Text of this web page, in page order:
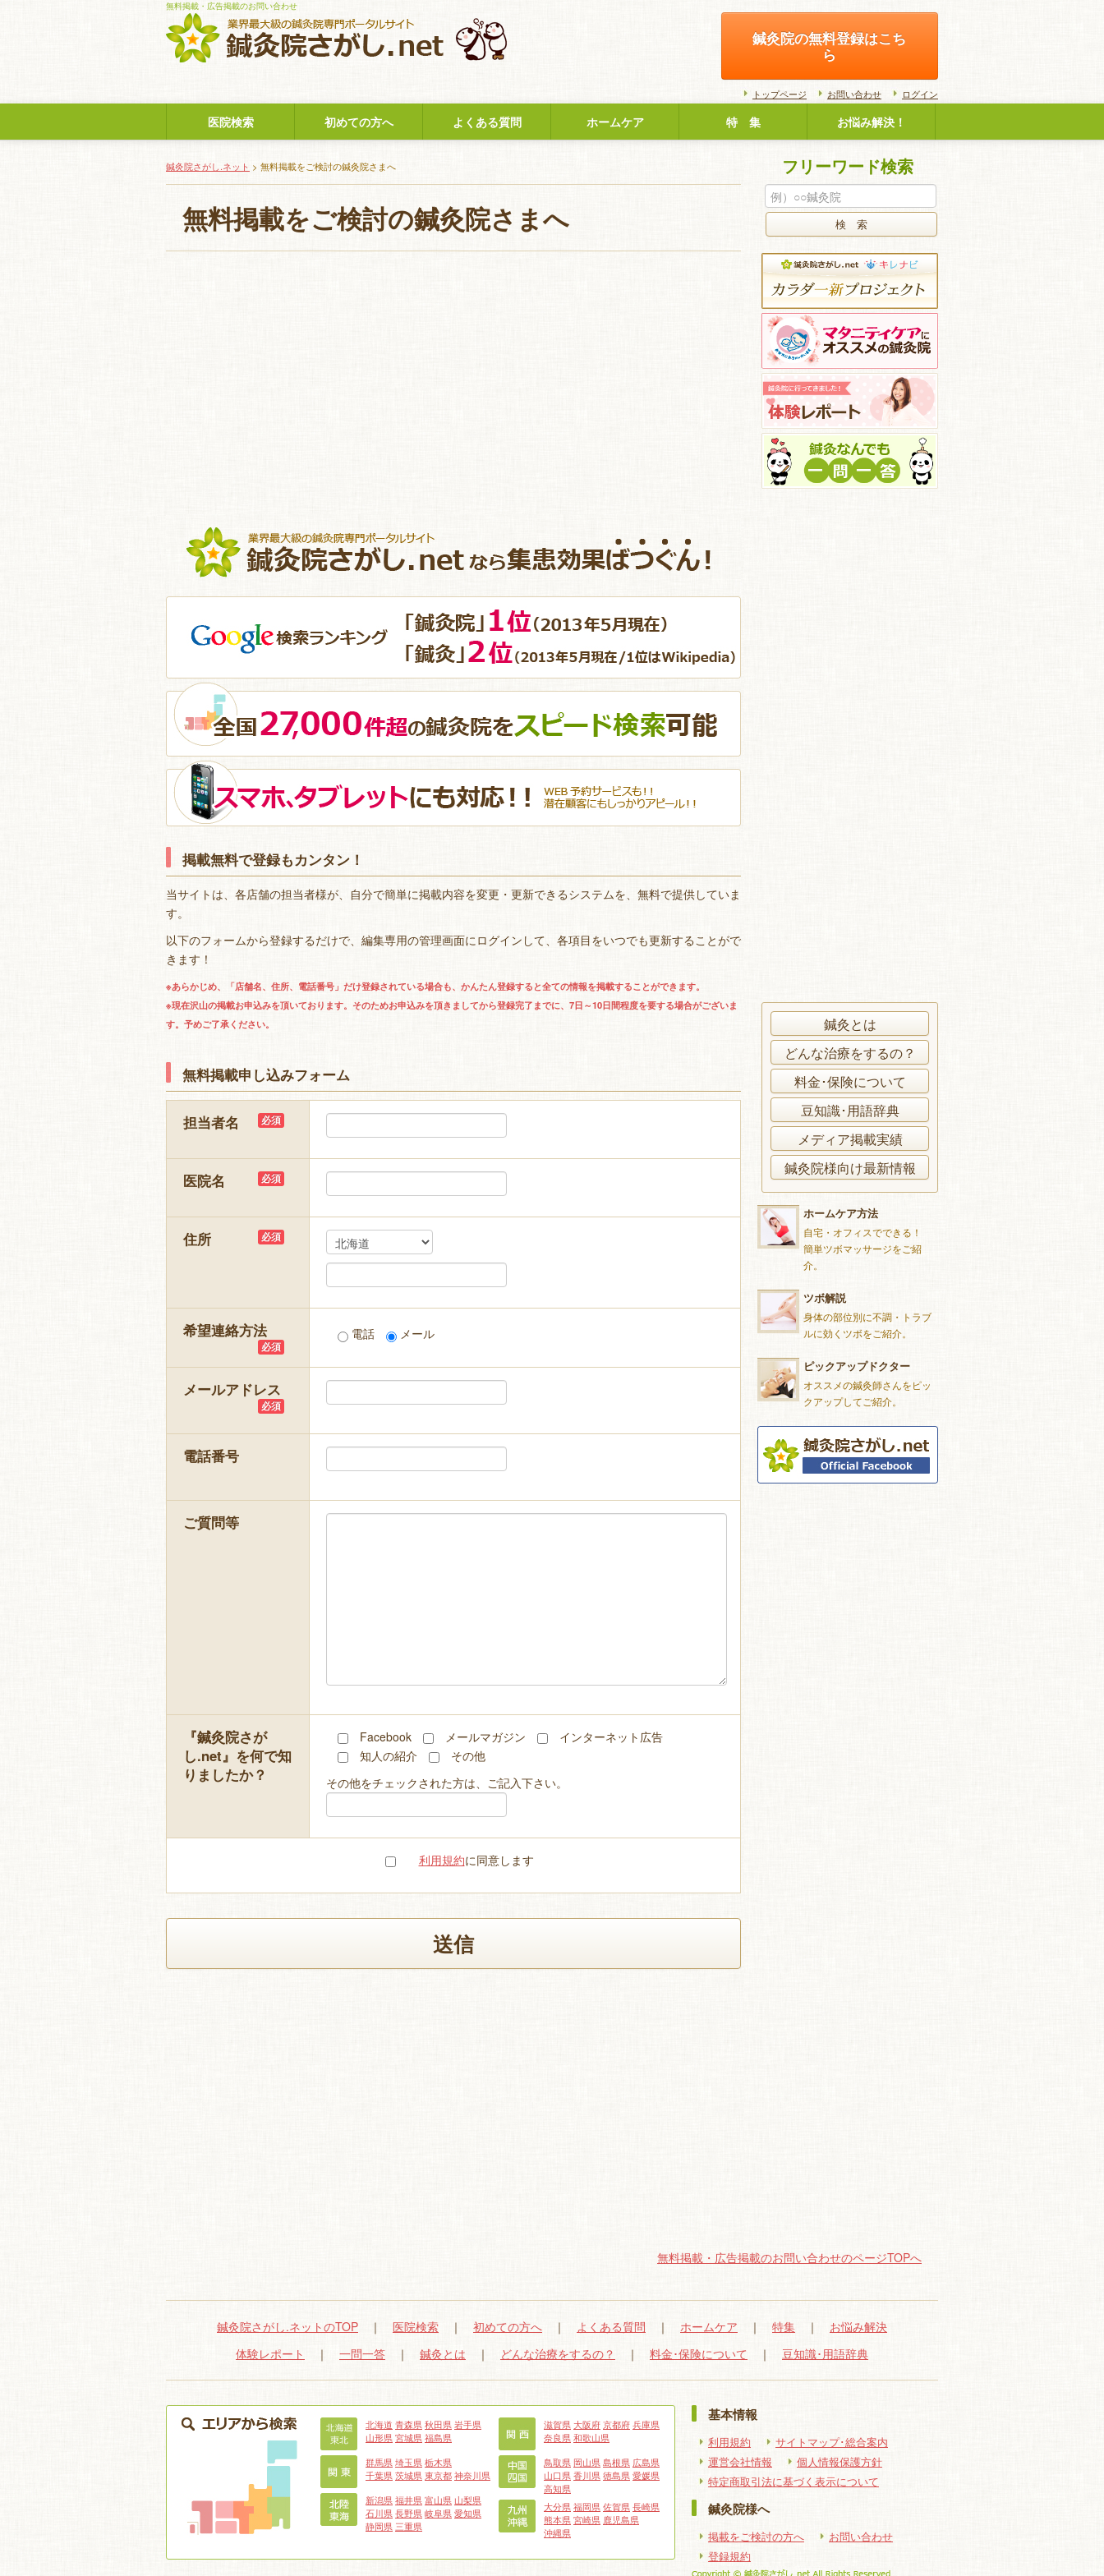
無料掲載・広告掲載のお問い合わせ
鍼灸院の無料登録はこち
ら
トップページ お問い合わせ ログイン
医院検索 初めての方へ よくある質問 ホームケア 特 集 お悩み解決！
鍼灸院さがし.ネット > 無料掲載をご検討の鍼灸院さまへ
無料掲載をご検討の鍼灸院さまへ
掲載無料で登録もカンタン！
当サイトは、各店舗の担当者様が、自分で簡単に掲載内容を変更・更新できるシステムを、無料で提供していま
す。
以下のフォームから登録するだけで、編集専用の管理画面にログインして、各項目をいつでも更新することがで
きます！
※あらかじめ、「店舗名、住所、電話番号」だけ登録されている場合も、かんたん登録すると全ての情報を掲載することができます。
※現在沢山の掲載お申込みを頂いております。そのためお申込みを頂きましてから登録完了までに、7日～10日間程度を要する場合がございま
す。予めご了承ください。
無料掲載申し込みフォーム
担当者名 必須
医院名 必須
住所 必須
希望連絡方法
必須
電話 メール
メールアドレス
必須
電話番号
ご質問等
『鍼灸院さが
し.net』を何で知
りましたか？
Facebook メールマガジン
インターネット広告
知人の紹介
その他
その他をチェックされた方は、ご記入下さい。
利用規約に同意します
フリーワード検索
検 索
鍼灸とは
どんな治療をするの？
料金･保険について
豆知識･用語辞典
メディア掲載実績
鍼灸院様向け最新情報
ホームケア方法
自宅・オフィスでできる！
簡単ツボマッサージをご紹
介。
ツボ解説
身体の部位別に不調・トラブ
ルに効くツボをご紹介。
ピックアップドクター
オススメの鍼灸師さんをピッ
クアップしてご紹介。
無料掲載・広告掲載のお問い合わせのページTOPへ
鍼灸院さがし.ネットのTOP ｜ 医院検索 ｜ 初めての方へ ｜ よくある質問 ｜ ホームケア ｜ 特集 ｜ お悩み解決
体験レポート
｜ 一問一答 ｜ 鍼灸とは ｜ どんな治療をするの？ ｜ 料金･保険について ｜ 豆知識･用語辞典
北海道 青森県秋田県岩手県
山形県宮城県福島県
群馬県埼玉県栃木県
千葉県茨城県東京都神奈川県
新潟県福井県富山県 山梨県
石川県長野県岐阜県愛知県
静岡県 三重県
滋賀県大阪府京都府兵庫県
奈良県和歌山県
鳥取県 岡山県島根県 広島県
山口県香川県徳島県愛媛県
高知県
大分県福岡県佐賀県長崎県
熊本県宮崎県 鹿児島県
沖縄県
基本情報
利用規約
サイトマップ･総合案内
運営会社情報
個人情報保護方針
特定商取引法に基づく表示について
鍼灸院様へ
掲載をご検討の方へ
お問い合わせ
登録規約